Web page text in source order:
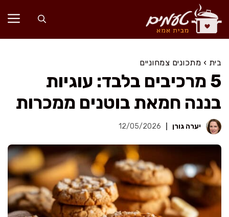
לדלג
לתוכן
בית › מתכונים צמחוניים
5 מרכיבים בלבד: עוגיות
בננה חמאת בוטנים ממכרות
יערה גורן 12/05/2026